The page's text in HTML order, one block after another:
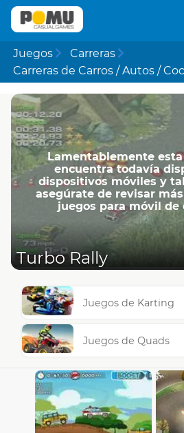
Juegos
Carreras
Carreras de Carros / Autos /
Lamentablemente
encuentra todavía
dispositivos móviles y
asegúrate de revisar
juegos para móvil de
Turbo Rally
Juegos de Karting
Juegos de Quads